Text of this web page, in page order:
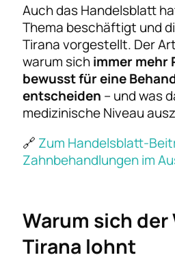
Auch das Handelsblatt
Thema beschäftigt und
Tirana vorgestellt. Der
warum sichimmer mehr
bewusst für eine
entscheiden – und was
medizinische Niveau
🔗 Zum Handelsblatt-
Zahnbehandlungen im
Warum sich der
Tirana lohnt